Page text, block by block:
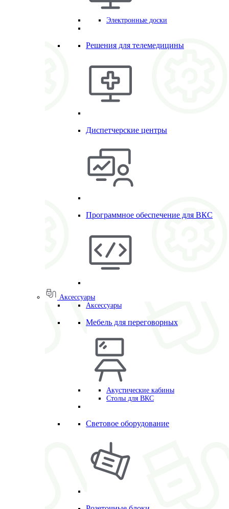
Электронные доски
Решения для телемедицины
Диспетчерские центры
Программное обеспечение для ВКС
Аксессуары
Аксессуары
Мебель для переговорных
Акустические кабины
Столы для ВКС
Световое оборудование